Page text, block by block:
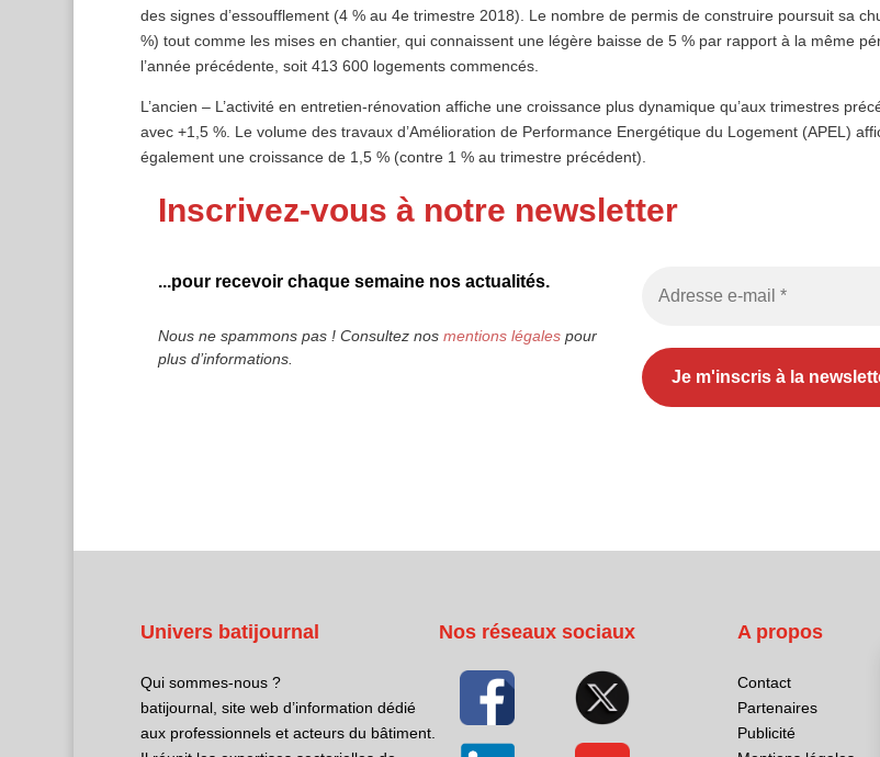
des signes d’essoufflement (4 % au 4e trimestre 2018). Le nombre de permis de construire poursuit sa
%) tout comme les mises en chantier, qui connaissent une légère baisse de 5 % par rapport à la même
l’année précédente, soit 413 600 logements commencés.
L’ancien – L’activité en entretien-rénovation affiche une croissance plus dynamique qu’aux trimestres
avec +1,5 %. Le volume des travaux d’Amélioration de Performance Energétique du Logement (APEL)
également une croissance de 1,5 % (contre 1 % au trimestre précédent).
Inscrivez-vous à notre newsletter
...pour recevoir chaque semaine nos actualités.
Nous ne spammons pas ! Consultez nos mentions légalespour
plus d’informations.
Univers batijournal
Qui sommes-nous ?
batijournal, site web d’information dédié
aux professionnels et acteurs du bâtiment.
Nos réseaux sociaux A propos
Contact
Partenaires
Publicité